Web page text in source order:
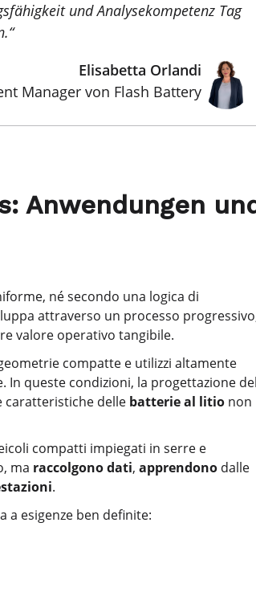
und Analysekompetenz Tag
Elisabetta Orlandi
Manager von Flash Battery
Anwendungen
né secondo una logica di
attraverso un processo
valore operativo tangibile.
compatte e utilizzi altamente
In queste condizioni, la progettazione
caratteristiche delle batterie al litio non
compatti impiegati in serre e
ma raccolgono dati, apprendono dalle
.
a esigenze ben definite: